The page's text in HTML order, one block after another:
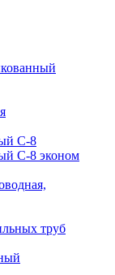
С-8
С-8 эконом
труб